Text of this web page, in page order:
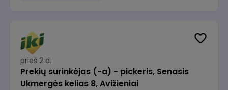
prieš 2 d.
Prekių surinkėjas (-a) - pickeris, Senasis
Ukmergės kelias 8, Avižieniai